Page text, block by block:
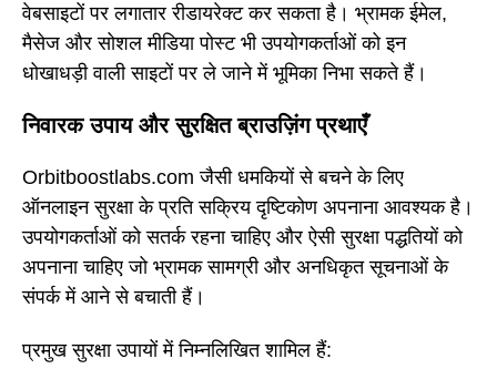
वेबसाइटों पर लगातार रीडायरेक्ट कर सकता है। भ्रामक ईमेल,
मैसेज और सोशल मीडिया पोस्ट भी उपयोगकर्ताओं को इन
धोखाधड़ी वाली साइटों पर ले जाने में भूमिका निभा सकते हैं।
निवारक उपाय और सुरक्षित ब्राउज़िंग प्रथाएँ
Orbitboostlabs.com जैसी धमकियों से बचने के लिए
ऑनलाइन सुरक्षा के प्रति सक्रिय दृष्टिकोण अपनाना आवश्यक है।
उपयोगकर्ताओं को सतर्क रहना चाहिए और ऐसी सुरक्षा पद्धतियों को
अपनाना चाहिए जो भ्रामक सामग्री और अनधिकृत सूचनाओं के
संपर्क में आने से बचाती हैं।
प्रमुख सुरक्षा उपायों में निम्नलिखित शामिल हैं: